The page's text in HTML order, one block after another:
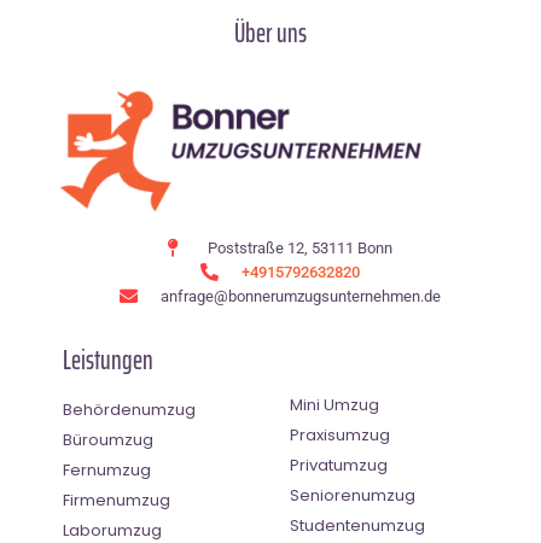
Über uns
Poststraße 12, 53111 Bonn
+4915792632820
anfrage@bonnerumzugsunternehmen.de
Leistungen
Behördenumzug
Büroumzug
Fernumzug
Firmenumzug
Laborumzug
Mini Umzug
Praxisumzug
Privatumzug
Seniorenumzug
Studentenumzug